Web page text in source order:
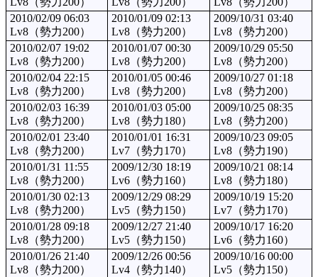
2010/02/09 06:03
Lv8（勢力200）
2010/01/09 02:13
Lv8（勢力200）
2009/10/31 03:40
Lv8（勢力200）
2010/02/07 19:02
Lv8（勢力200）
2010/01/07 00:30
Lv8（勢力200）
2009/10/29 05:50
Lv8（勢力200）
2010/02/04 22:15
Lv8（勢力200）
2010/01/05 00:46
Lv8（勢力200）
2009/10/27 01:18
Lv8（勢力200）
2010/02/03 16:39
Lv8（勢力200）
2010/01/03 05:00
Lv8（勢力180）
2009/10/25 08:35
Lv8（勢力200）
2010/02/01 23:40
Lv8（勢力200）
2010/01/01 16:31
Lv7（勢力170）
2009/10/23 09:05
Lv8（勢力190）
2010/01/31 11:55
Lv8（勢力200）
2009/12/30 18:19
Lv6（勢力160）
2009/10/21 08:14
Lv8（勢力180）
2010/01/30 02:13
Lv8（勢力200）
2009/12/29 08:29
Lv5（勢力150）
2009/10/19 15:20
Lv7（勢力170）
2010/01/28 09:18
Lv8（勢力200）
2009/12/27 21:40
Lv5（勢力150）
2009/10/17 16:20
Lv6（勢力160）
2010/01/26 21:40
Lv8（勢力200）
2009/12/26 00:56
Lv4（勢力140）
2009/10/16 00:00
Lv5（勢力150）